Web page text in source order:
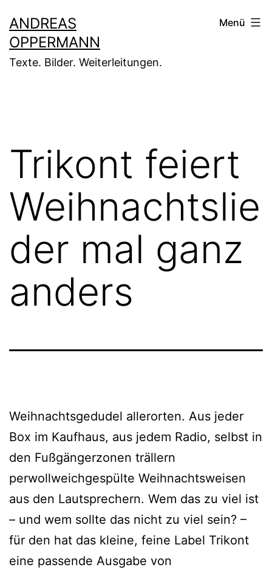
Inhalt
springen
ANDREAS
OPPERMANN
Texte. Bilder. Weiterleitungen.
Menü
Trikont feiert
Weihnachtslie
der mal ganz
anders
Weihnachtsgedudel allerorten. Aus jeder
Box im Kaufhaus, aus jedem Radio, selbst in
den Fußgängerzonen trällern
perwollweichgespülte Weihnachtsweisen
aus den Lautsprechern. Wem das zu viel ist
– und wem sollte das nicht zu viel sein? –
für den hat das kleine, feine Label Trikont
eine passende Ausgabe von